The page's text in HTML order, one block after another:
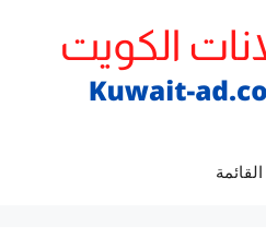
القائمة